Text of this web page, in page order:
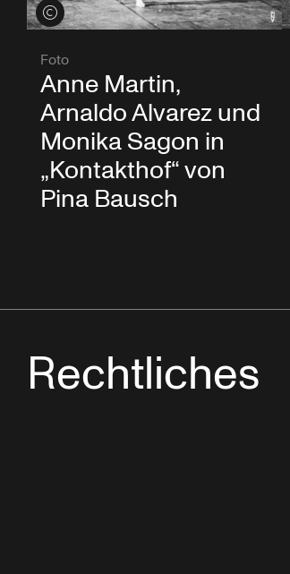
Credits öffnen
Foto
Anne Martin,
Arnaldo Alvarez und
Monika Sagon in
„Kontakthof“ von
Pina Bausch
Rechtliches